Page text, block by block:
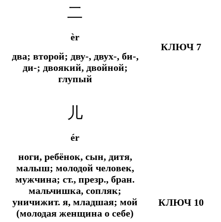
二
èr
два; второй; дву-, двух-, би-,
ди-; двоякий, двойной;
глупый
КЛЮЧ 7
儿
ér
ноги, ребёнок, сын, дитя,
малыш; молодой человек,
мужчина; ст., презр., бран.
мальчишка, сопляк;
уничижит. я, младшая; мой
(молодая женщина о себе)
КЛЮЧ 10